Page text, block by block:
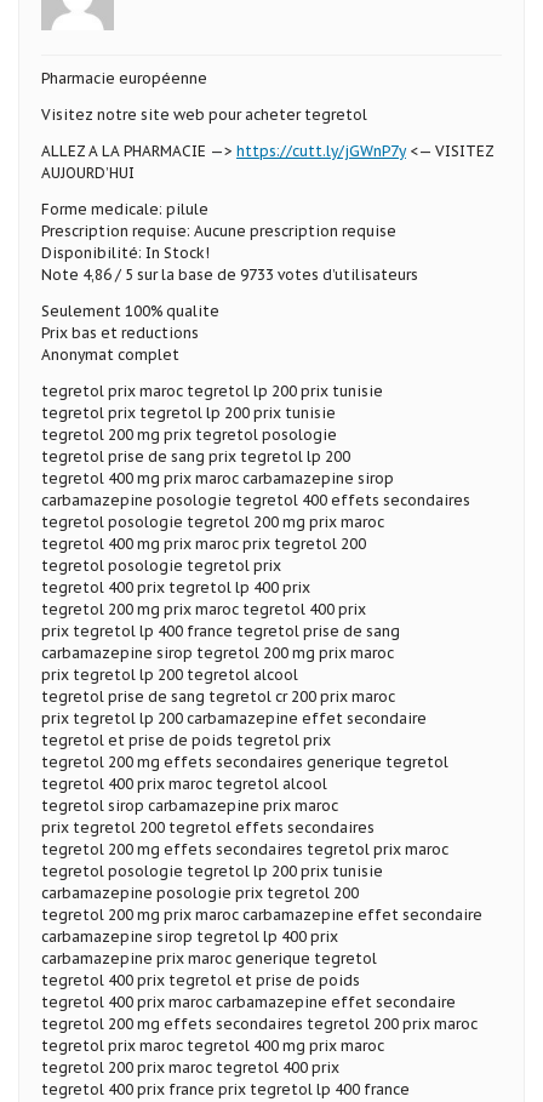
Pharmacie européenne
Visitez notre site web pour acheter tegretol
ALLEZ A LA PHARMACIE —> https://cutt.ly/jGWnP7y<— VISITEZ
AUJOURD’HUI
Forme medicale: pilule
Prescription requise: Aucune prescription requise
Disponibilité: In Stock!
Note 4,86 / 5 sur la base de 9733 votes d’utilisateurs
Seulement 100% qualite
Prix bas et reductions
Anonymat complet
tegretol prix maroc tegretol lp 200 prix tunisie
tegretol prix tegretol lp 200 prix tunisie
tegretol 200 mg prix tegretol posologie
tegretol prise de sang prix tegretol lp 200
tegretol 400 mg prix maroc carbamazepine sirop
carbamazepine posologie tegretol 400 effets secondaires
tegretol posologie tegretol 200 mg prix maroc
tegretol 400 mg prix maroc prix tegretol 200
tegretol posologie tegretol prix
tegretol 400 prix tegretol lp 400 prix
tegretol 200 mg prix maroc tegretol 400 prix
prix tegretol lp 400 france tegretol prise de sang
carbamazepine sirop tegretol 200 mg prix maroc
prix tegretol lp 200 tegretol alcool
tegretol prise de sang tegretol cr 200 prix maroc
prix tegretol lp 200 carbamazepine effet secondaire
tegretol et prise de poids tegretol prix
tegretol 200 mg effets secondaires generique tegretol
tegretol 400 prix maroc tegretol alcool
tegretol sirop carbamazepine prix maroc
prix tegretol 200 tegretol effets secondaires
tegretol 200 mg effets secondaires tegretol prix maroc
tegretol posologie tegretol lp 200 prix tunisie
carbamazepine posologie prix tegretol 200
tegretol 200 mg prix maroc carbamazepine effet secondaire
carbamazepine sirop tegretol lp 400 prix
carbamazepine prix maroc generique tegretol
tegretol 400 prix tegretol et prise de poids
tegretol 400 prix maroc carbamazepine effet secondaire
tegretol 200 mg effets secondaires tegretol 200 prix maroc
tegretol prix maroc tegretol 400 mg prix maroc
tegretol 200 prix maroc tegretol 400 prix
tegretol 400 prix france prix tegretol lp 400 france